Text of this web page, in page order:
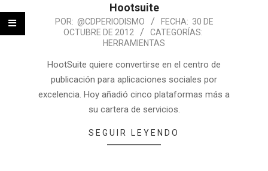
Hootsuite
POR: @CDPERIODISMO FECHA: 30 DE
OCTUBRE DE 2012
CATEGORÍAS:
HERRAMIENTAS
HootSuite quiere convertirse en el centro de
publicación para aplicaciones sociales por
excelencia. Hoy añadió cinco plataformas más a
su cartera de servicios.
SEGUIR LEYENDO